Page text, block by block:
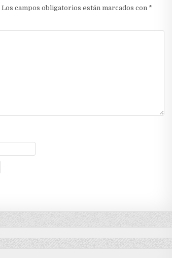
Los campos obligatorios están marcados con *